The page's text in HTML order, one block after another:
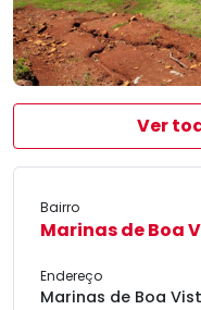
Ver
Bairro
Marinas de Boa
Endereço
Marinas de Boa